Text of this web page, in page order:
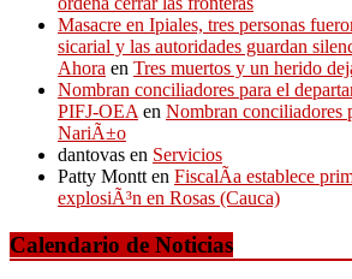
Masacre en Ipiales, tres personas
sicarial y las autoridades guardan
Ahora en Tres muertos y un herido
Nombran conciliadores para el
PIFJ-OEA en Nombran conciliadores
NariÃ±o
dantovas en Servicios
Patty Montt en FiscalÃ­a establece
explosiÃ³n en Rosas (Cauca)
Calendario de Noticias